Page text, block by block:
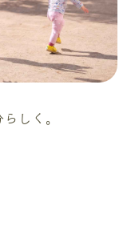
しく。